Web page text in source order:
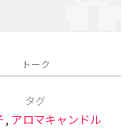
トーク
タグ
, アロマキャンドル